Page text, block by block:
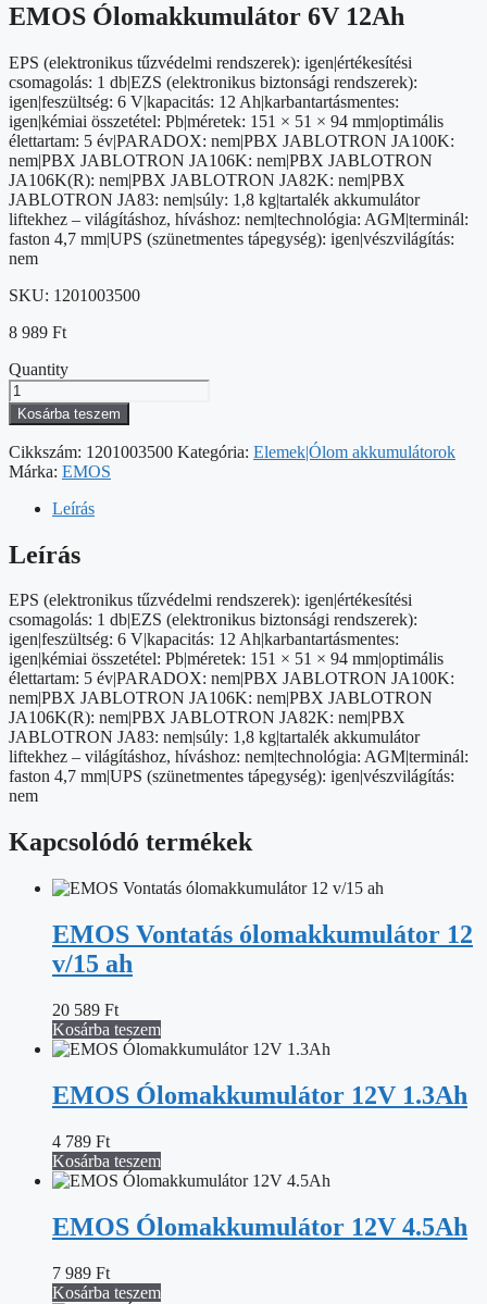
EMOS Ólomakkumulátor 6V 12Ah
EPS (elektronikus tűzvédelmi rendszerek): igen|értékesítési
csomagolás: 1 db|EZS (elektronikus biztonsági rendszerek):
igen|feszültség: 6 V|kapacitás: 12 Ah|karbantartásmentes:
igen|kémiai összetétel: Pb|méretek: 151 × 51 × 94 mm|optimális
élettartam: 5 év|PARADOX: nem|PBX JABLOTRON JA100K:
nem|PBX JABLOTRON JA106K: nem|PBX JABLOTRON
JA106K(R): nem|PBX JABLOTRON JA82K: nem|PBX
JABLOTRON JA83: nem|súly: 1,8 kg|tartalék akkumulátor
liftekhez – világításhoz, híváshoz: nem|technológia: AGM|terminál:
faston 4,7 mm|UPS (szünetmentes tápegység): igen|vészvilágítás:
nem
SKU: 1201003500
8 989 Ft
Quantity
EMOS
Ólomakkumulátor
6V
12Ah
mennyiség
Kosárba teszem
Cikkszám: 1201003500 Kategória: Elemek|Ólom akkumulátorok
Márka: EMOS
Leírás
Leírás
EPS (elektronikus tűzvédelmi rendszerek): igen|értékesítési
csomagolás: 1 db|EZS (elektronikus biztonsági rendszerek):
igen|feszültség: 6 V|kapacitás: 12 Ah|karbantartásmentes:
igen|kémiai összetétel: Pb|méretek: 151 × 51 × 94 mm|optimális
élettartam: 5 év|PARADOX: nem|PBX JABLOTRON JA100K:
nem|PBX JABLOTRON JA106K: nem|PBX JABLOTRON
JA106K(R): nem|PBX JABLOTRON JA82K: nem|PBX
JABLOTRON JA83: nem|súly: 1,8 kg|tartalék akkumulátor
liftekhez – világításhoz, híváshoz: nem|technológia: AGM|terminál:
faston 4,7 mm|UPS (szünetmentes tápegység): igen|vészvilágítás:
nem
Kapcsolódó termékek
EMOS Vontatás ólomakkumulátor 12
v/15 ah
20 589 Ft
Kosárba teszem
EMOS Ólomakkumulátor 12V 1.3Ah
4 789 Ft
Kosárba teszem
EMOS Ólomakkumulátor 12V 4.5Ah
7 989 Ft
Kosárba teszem